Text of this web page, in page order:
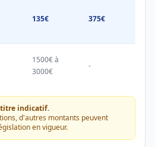
135€ 375€
1500€ à
3000€
-
titre indicatif.
d'autres montants peuvent
en vigueur.